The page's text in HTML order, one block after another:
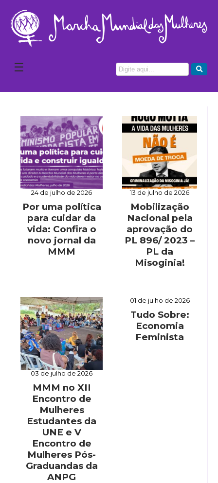
☰
24 de julho de 2026
Por uma política
para cuidar da
vida: Confira o
novo jornal da
MMM
13 de julho de 2026
Mobilização
Nacional pela
aprovação do
PL 896/ 2023 –
PL da
Misoginia!
03 de julho de 2026
MMM no XII
Encontro de
Mulheres
Estudantes da
UNE e V
Encontro de
Mulheres Pós-
Graduandas da
ANPG
01 de julho de 2026
Tudo Sobre:
Economia
Feminista